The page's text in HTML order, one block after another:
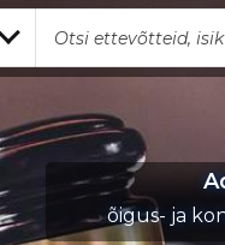
õigus- ja